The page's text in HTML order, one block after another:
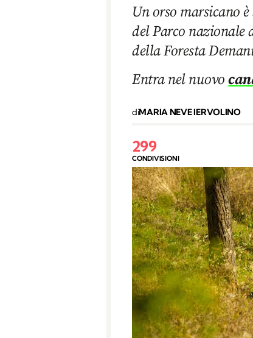
Un orso marsicano
del Parco nazionale
della Foresta
Entra nel nuovo
diMARIA NEVE IERVOLINO
299
CONDIVISIONI